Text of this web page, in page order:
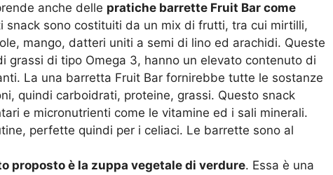
anche delle pratiche barrette Fruit Bar come
snack sono costituiti da un mix di frutti, tra cui mirtilli,
mango, datteri uniti a semi di lino ed arachidi. Queste
grassi di tipo Omega 3, hanno un elevato contenuto di
La una barretta Fruit Bar fornirebbe tutte le sostanze
quindi carboidrati, proteine, grassi. Questo snack
e micronutrienti come le vitamine ed i sali minerali.
perfette quindi per i celiaci. Le barrette sono al
proposto è la zuppa vegetale di verdure. Essa è una